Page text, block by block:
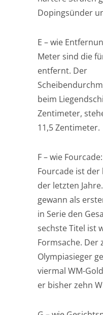
Dopingsünder
E – wie
Meter sind die
entfernt. Der
beim
Zentimeter,
11,5 Zentimeter.
F – wie
Fourcade ist
der letzten
gewann als
in Serie den
sechste Titel ist
Formsache. Der
Olympiasieger
viermal WM-
er bisher zehn